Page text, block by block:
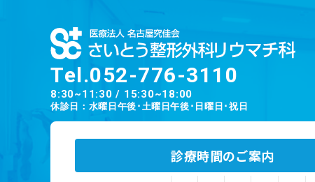
Tel.052-776-3110
8:30~11:30 / 15:30~18:00
休診日：水曜日午後･土曜日午後･日曜日･祝日
診療時間のご案内